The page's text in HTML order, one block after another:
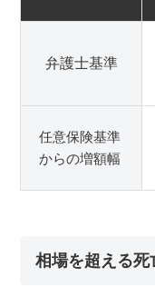
弁護士基準
任意保険基準
からの増額幅
相場を超える